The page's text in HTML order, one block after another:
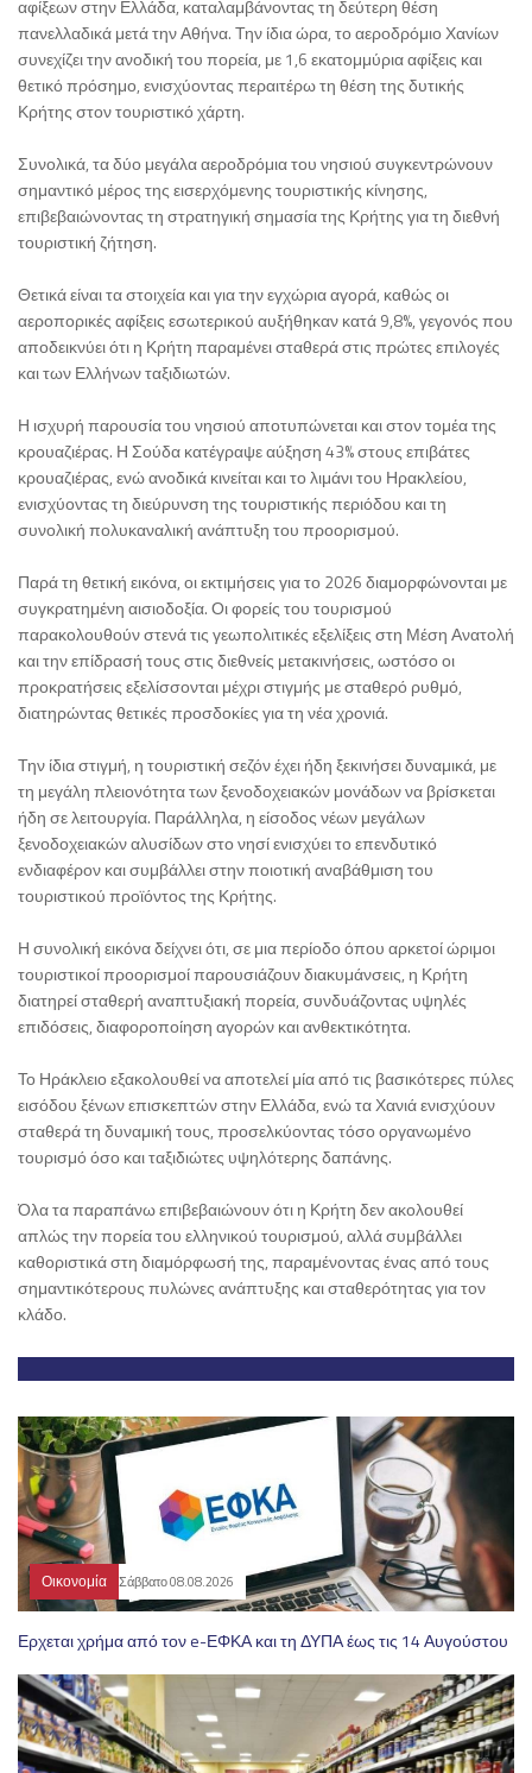
αφίξεων στην Ελλάδα, καταλαμβάνοντας τη δεύτερη θέση
πανελλαδικά μετά την Αθήνα. Την ίδια ώρα, το αεροδρόμιο Χανίων
συνεχίζει την ανοδική του πορεία, με 1,6 εκατομμύρια αφίξεις και
θετικό πρόσημο, ενισχύοντας περαιτέρω τη θέση της δυτικής
Κρήτης στον τουριστικό χάρτη.
Συνολικά, τα δύο μεγάλα αεροδρόμια του νησιού συγκεντρώνουν
σημαντικό μέρος της εισερχόμενης τουριστικής κίνησης,
επιβεβαιώνοντας τη στρατηγική σημασία της Κρήτης για τη διεθνή
τουριστική ζήτηση.
Θετικά είναι τα στοιχεία και για την εγχώρια αγορά, καθώς οι
αεροπορικές αφίξεις εσωτερικού αυξήθηκαν κατά 9,8%, γεγονός που
αποδεικνύει ότι η Κρήτη παραμένει σταθερά στις πρώτες επιλογές
και των Ελλήνων ταξιδιωτών.
Η ισχυρή παρουσία του νησιού αποτυπώνεται και στον τομέα της
κρουαζιέρας. Η Σούδα κατέγραψε αύξηση 43% στους επιβάτες
κρουαζιέρας, ενώ ανοδικά κινείται και το λιμάνι του Ηρακλείου,
ενισχύοντας τη διεύρυνση της τουριστικής περιόδου και τη
συνολική πολυκαναλική ανάπτυξη του προορισμού.
Παρά τη θετική εικόνα, οι εκτιμήσεις για το 2026 διαμορφώνονται με
συγκρατημένη αισιοδοξία. Οι φορείς του τουρισμού
παρακολουθούν στενά τις γεωπολιτικές εξελίξεις στη Μέση Ανατολή
και την επίδρασή τους στις διεθνείς μετακινήσεις, ωστόσο οι
προκρατήσεις εξελίσσονται μέχρι στιγμής με σταθερό ρυθμό,
διατηρώντας θετικές προσδοκίες για τη νέα χρονιά.
Την ίδια στιγμή, η τουριστική σεζόν έχει ήδη ξεκινήσει δυναμικά, με
τη μεγάλη πλειονότητα των ξενοδοχειακών μονάδων να βρίσκεται
ήδη σε λειτουργία. Παράλληλα, η είσοδος νέων μεγάλων
ξενοδοχειακών αλυσίδων στο νησί ενισχύει το επενδυτικό
ενδιαφέρον και συμβάλλει στην ποιοτική αναβάθμιση του
τουριστικού προϊόντος της Κρήτης.
Η συνολική εικόνα δείχνει ότι, σε μια περίοδο όπου αρκετοί ώριμοι
τουριστικοί προορισμοί παρουσιάζουν διακυμάνσεις, η Κρήτη
διατηρεί σταθερή αναπτυξιακή πορεία, συνδυάζοντας υψηλές
επιδόσεις, διαφοροποίηση αγορών και ανθεκτικότητα.
Το Ηράκλειο εξακολουθεί να αποτελεί μία από τις βασικότερες πύλες
εισόδου ξένων επισκεπτών στην Ελλάδα, ενώ τα Χανιά ενισχύουν
σταθερά τη δυναμική τους, προσελκύοντας τόσο οργανωμένο
τουρισμό όσο και ταξιδιώτες υψηλότερης δαπάνης.
Όλα τα παραπάνω επιβεβαιώνουν ότι η Κρήτη δεν ακολουθεί
απλώς την πορεία του ελληνικού τουρισμού, αλλά συμβάλλει
καθοριστικά στη διαμόρφωσή της, παραμένοντας ένας από τους
σημαντικότερους πυλώνες ανάπτυξης και σταθερότητας για τον
κλάδο.
Οικονομία Σάββατο 08.08.2026
Ερχεται χρήμα από τον e-ΕΦΚΑ και τη ΔΥΠΑ έως τις 14 Αυγούστου